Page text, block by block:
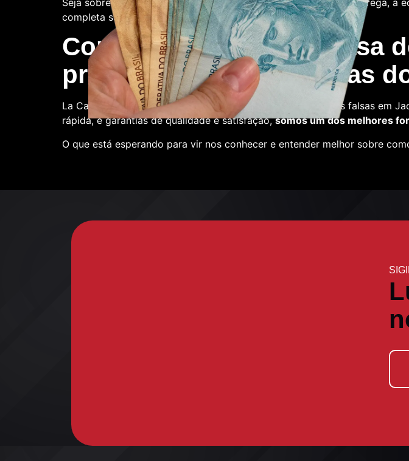
Seja sobre o processo de compra, a qualidade das notas ou a entrega,
completa satisfação.
Compre conosco: La Casa
produtora de notas falsas
La Casa de Papel Fakes é o melhor lugar para comprar notas falsas em
rápida, e garantias de qualidade e satisfação,somos um dos melhores
O que está esperando para vir nos conhecer e entender melhor sobre